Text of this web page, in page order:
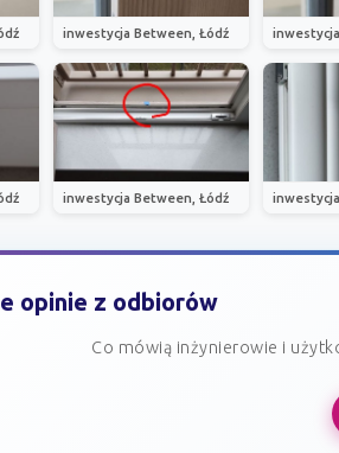
inwestycja Between, Łódź
inwestycja Between, Łódź
opinie z odbiorów
Co mówią inżynierowie i